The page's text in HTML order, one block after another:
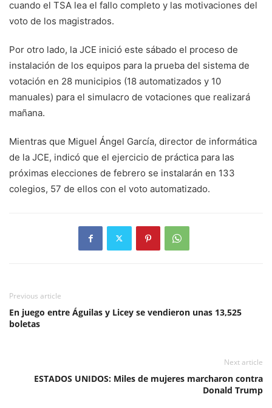
cuando el TSA lea el fallo completo y las motivaciones del
voto de los magistrados.
Por otro lado, la JCE inició este sábado el proceso de
instalación de los equipos para la prueba del sistema de
votación en 28 municipios (18 automatizados y 10
manuales) para el simulacro de votaciones que realizará
mañana.
Mientras que Miguel Ángel García, director de informática
de la JCE, indicó que el ejercicio de práctica para las
próximas elecciones de febrero se instalarán en 133
colegios, 57 de ellos con el voto automatizado.
Previous article
En juego entre Águilas y Licey se vendieron unas 13,525
boletas
Next article
ESTADOS UNIDOS: Miles de mujeres marcharon contra
Donald Trump